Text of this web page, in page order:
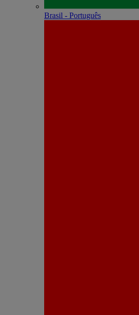
Brasil - Português